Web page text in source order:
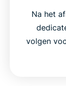
Na het
volgen